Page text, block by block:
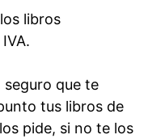
libros
que te
tus libros de
pide, si no te los